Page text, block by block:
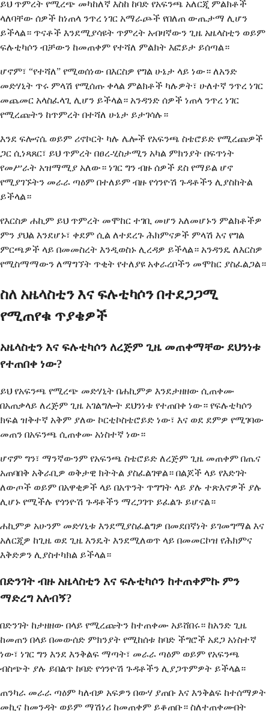
ይህ ጥምረት የሚረጭ መካከለኛ እስከ ከባድ የአፍንጫ አለርጂ ምልክቶች
ላለባቸው ሰዎች ከነጠላ ንጥረ ነገር አማራጮች የበለጠ ውጤታማ ሊሆን
ይችላል። ጥናቶች እንደሚያሳዩት ጥምረት አብዛኛውን ጊዜ አዜላስቲን ወይም
ፍሉቲካሶን ብቻውን ከመጠቀም የተሻለ ምልክት እፎይታ ይሰጣል።
ሆኖም፣ “የተሻለ” የሚወሰነው በእርስዎ የግል ሁኔታ ላይ ነው። ለአንድ
መድሃኒት ጥሩ ምላሽ የሚሰጡ ቀላል ምልክቶች ካሉዎት፣ ሁለተኛ ንጥረ ነገር
መጨመር አላስፈላጊ ሊሆን ይችላል። አንዳንድ ሰዎች ነጠላ ንጥረ ነገር
የሚረጩትን ከጥምረት በተሻለ ሁኔታ ይታገሳሉ።
እንደ ፍሎናሴ ወይም ሪኖኮርት ካሉ ሌሎች የአፍንጫ ስቴሮይድ የሚረጩዎች
ጋር ሲነጻጸር፣ ይህ ጥምረት በፀረ-ሂስታሚን አካል ምክንያት በፍጥነት
የመሥራት አዝማሚያ አለው። ነገር ግን ብዙ ሰዎች ደስ የማይል ሆኖ
የሚያገኙትን መራራ ጣዕም በተለይም ብዙ የጎንዮሽ ጉዳቶችን ሊያስከትል
ይችላል።
የእርስዎ ሐኪም ይህ ጥምረት መሞከር ተገቢ መሆን አለመሆኑን ምልክቶችዎ
ምን ያህል እንደሆኑ፣ ቀደም ሲል ለተደረጉ ሕክምናዎች ምላሽ እና የግል
ምርጫዎች ላይ በመመስረት እንዲወስኑ ሊረዳዎ ይችላል። አንዳንዴ ለእርስዎ
የሚስማማውን ለማግኘት ጥቂት የተለያዩ አቀራረቦችን መሞከር ያስፈልጋል።
ስለ አዜላስቲን እና ፍሉቲካሶን በተደጋጋሚ
የሚጠየቁ ጥያቄዎች
አዜላስቲን እና ፍሉቲካሶን ለረጅም ጊዜ መጠቀማቸው ደህንነቱ
የተጠበቀ ነው?
ይህ የአፍንጫ የሚረጭ መድሃኒት በሐኪምዎ እንደታዘዘው ሲጠቀሙ
በአጠቃላይ ለረጅም ጊዜ አገልግሎት ደህንነቱ የተጠበቀ ነው። የፍሉቲካሶን
ክፍል ዝቅተኛ አቅም ያለው ኮርቲኮስቴሮይድ ነው፣ እና ወደ ደምዎ የሚገባው
መጠን በአፍንጫ ሲጠቀሙ አነስተኛ ነው።
ሆኖም ግን፣ ማንኛውንም የአፍንጫ ስቴሮይድ ለረጅም ጊዜ መጠቀም በጤና
አጠባበቅ አቅራቢዎ ወቅታዊ ክትትል ያስፈልገዋል። በልጆች ላይ የእድገት
ለውጦች ወይም በአዋቂዎች ላይ በአጥንት ጥግግት ላይ ያሉ ተጽእኖዎች ያሉ
ሊሆኑ የሚችሉ የጎንዮሽ ጉዳቶችን ማረጋገጥ ይፈልጉ ይሆናል።
ሐኪምዎ አሁንም መድሃኒቱ እንደሚያስፈልግዎ በመደበኛነት ይገመግማል እና
አለርጂዎ ከጊዜ ወደ ጊዜ እንዴት እንደሚለወጥ ላይ በመመርኮዝ የሕክምና
እቅድዎን ሊያስተካክል ይችላል።
በድንገት ብዙ አዜላስቲን እና ፍሉቲካሶን ከተጠቀምኩ ምን
ማድረግ አለብኝ?
በድንገት ከታዘዘው በላይ የሚረጩትን ከተጠቀሙ አይሸበሩ። ከአንድ ጊዜ
ከመጠን በላይ በመውሰድ ምክንያት የሚከሰቱ ከባድ ችግሮች አደጋ አነስተኛ
ነው፣ ነገር ግን እንደ እንቅልፍ ማጣት፣ መራራ ጣዕም ወይም የአፍንጫ
ብስጭት ያሉ ይበልጥ ከባድ የጎንዮሽ ጉዳቶችን ሊያጋጥምዎት ይችላል።
ጠንካራ መራራ ጣዕም ካለብዎ አፍዎን በውሃ ያጠቡ እና እንቅልፍ ከተሰማዎት
መኪና ከመንዳት ወይም ማሽነሪ ከመጠቀም ይቆጠቡ። ስለተጠቀሙበት